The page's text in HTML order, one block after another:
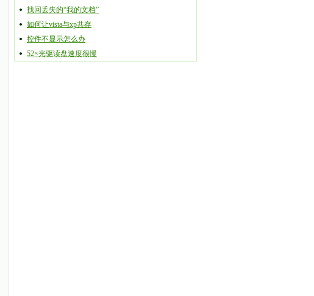
找回丢失的“我的文档”
如何让vista与xp共存
控件不显示怎么办
52×光驱读盘速度很慢